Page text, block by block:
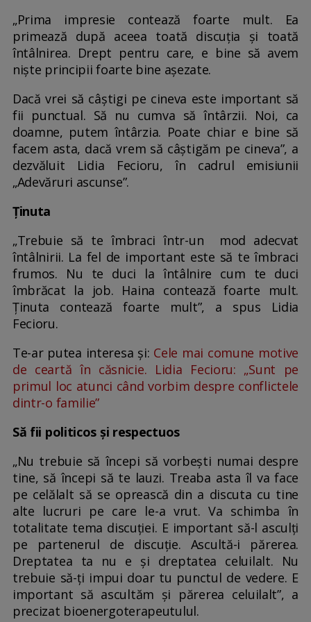
„Prima impresie contează foarte mult. Ea
primează după aceea toată discuția și toată
întâlnirea. Drept pentru care, e bine să avem
nişte principii foarte bine aşezate.
Dacă vrei să câștigi pe cineva este important să
fii punctual. Să nu cumva să întârzii. Noi, ca
doamne, putem întârzia. Poate chiar e bine să
facem asta, dacă vrem să câştigăm pe cineva”, a
dezvăluit Lidia Fecioru, în cadrul emisiunii
„Adevăruri ascunse”.
Ținuta
„Trebuie să te îmbraci într-un mod adecvat
întâlnirii. La fel de important este să te îmbraci
frumos. Nu te duci la întâlnire cum te duci
îmbrăcat la job. Haina contează foarte mult.
Ținuta contează foarte mult”, a spus Lidia
Fecioru.
Te-ar putea interesa și: Cele mai comune motive
de ceartă în căsnicie. Lidia Fecioru: „Sunt pe
primul loc atunci când vorbim despre conflictele
dintr-o familie”
Să fii politicos şi respectuos
„Nu trebuie să începi să vorbeşti numai despre
tine, să începi să te lauzi. Treaba asta îl va face
pe celălalt să se oprească din a discuta cu tine
alte lucruri pe care le-a vrut. Va schimba în
totalitate tema discuției. E important să-l asculţi
pe partenerul de discuţie. Ascultă-i părerea.
Dreptatea ta nu e și dreptatea celuilalt. Nu
trebuie să-ţi impui doar tu punctul de vedere. E
important să ascultăm şi părerea celuilalt”, a
precizat bioenergoterapeutulul.